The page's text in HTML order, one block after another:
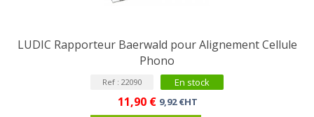
LUDIC Rapporteur Baerwald pour Alignement Cellule
Phono
Ref : 22090 En stock
11,90 € 9,92 €HT